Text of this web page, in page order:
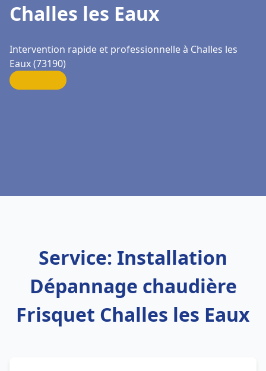
Challes les Eaux
Intervention rapide et professionnelle à Challes les
Eaux (73190)
Service: Installation
Dépannage chaudière
Frisquet Challes les Eaux